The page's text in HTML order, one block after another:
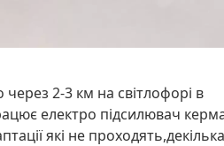
2-3 км на світлофорі в
електро підсилювач
які не проходять,декілька